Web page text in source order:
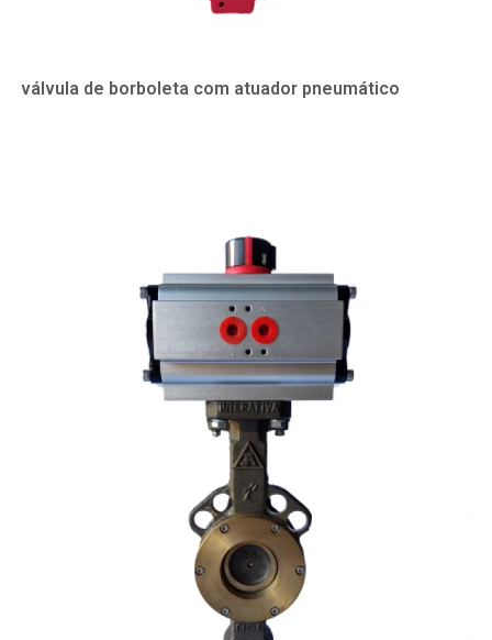
válvula de borboleta com atuador pneumático